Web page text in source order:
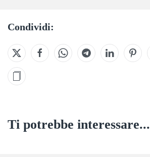
Condividi:
Ti potrebbe interessare...